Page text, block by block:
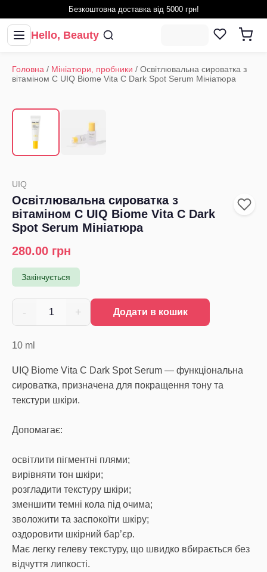
Безкоштовна доставка від 5000 грн!
Hello, Beauty
Головна / Мініатюри, пробники / Освітлювальна сироватка з
вітаміном С UIQ Biome Vita C Dark Spot Serum Мініатюра
UIQ
Освітлювальна сироватка з
вітаміном С UIQ Biome Vita C Dark
Spot Serum Мініатюра
280.00 грн
Закінчується
- 1 + Додати в кошик
10 ml
UIQ Biome Vita C Dark Spot Serum — функціональна
сироватка, призначена для покращення тону та
текстури шкіри.
Допомагає:
освітлити пігментні плями;
вирівняти тон шкіри;
розгладити текстуру шкіри;
зменшити темні кола під очима;
зволожити та заспокоїти шкіру;
оздоровити шкірний бар’єр.
Має легку гелеву текстуру, що швидко вбирається без
відчуття липкості.